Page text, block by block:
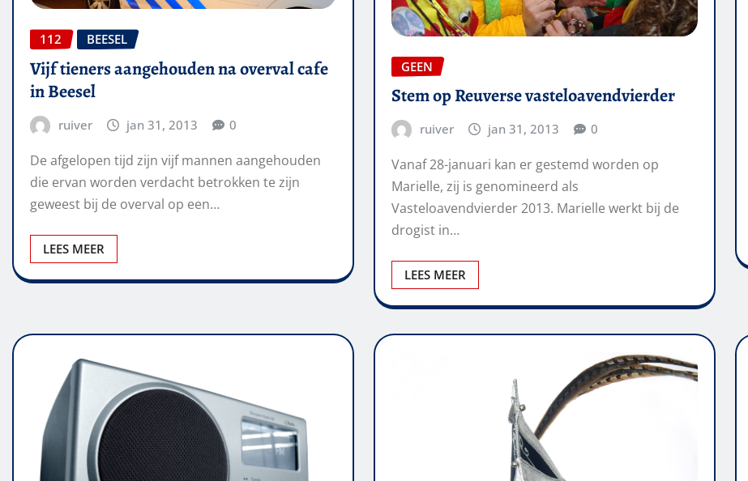
112 BEESEL
Vijf tieners aangehouden na overval cafe
in Beesel
ruiver jan 31, 2013 0
De afgelopen tijd zijn vijf mannen aangehouden
die ervan worden verdacht betrokken te zijn
geweest bij de overval op een…
LEES MEER
GEEN
Stem op Reuverse vasteloavendvierder
ruiver jan 31, 2013 0
Vanaf 28-januari kan er gestemd worden op
Marielle, zij is genomineerd als
Vasteloavendvierder 2013. Marielle werkt bij de
drogist in…
LEES MEER